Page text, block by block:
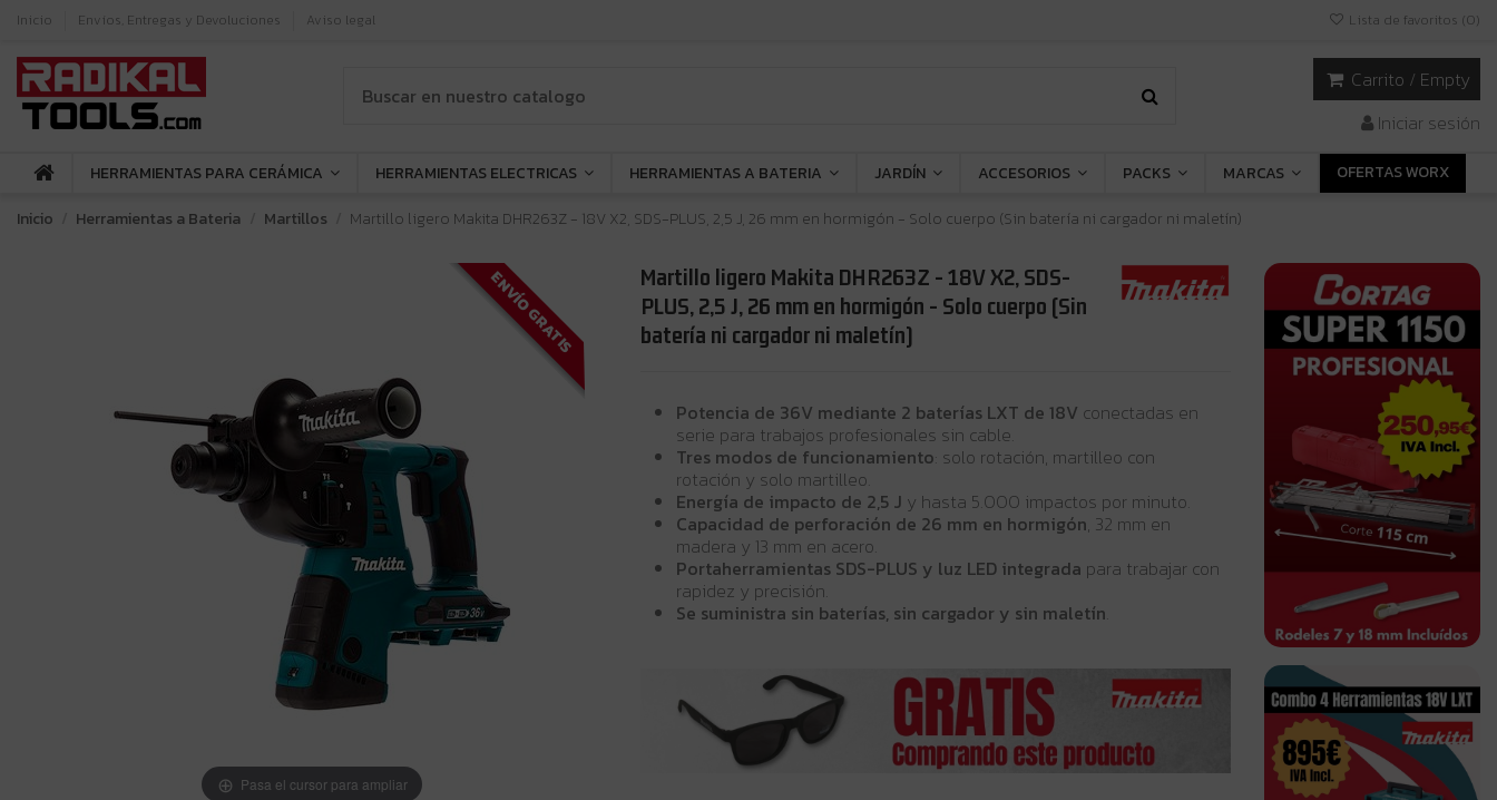
Inicio Envíos, Entregas y Devoluciones Aviso legal Lista de favoritos (0)
Carrito / Empty
Iniciar sesión
HERRAMIENTAS PARA CERÁMICA HERRAMIENTAS ELECTRICAS HERRAMIENTAS A BATERIA JARDÍN ACCESORIOS PACKS MARCAS
OFERTAS WORX
Inicio
Herramientas a Bateria Martillos Martillo ligero Makita DHR263Z - 18V X2, SDS-PLUS, 2,5 J, 26 mm en hormigón - Solo cuerpo (Sin batería ni cargador ni maletín)
ENVÍO GRATIS
Pasa el cursor para ampliar
Martillo ligero Makita DHR263Z - 18V X2, SDS-
PLUS, 2,5 J, 26 mm en hormigón - Solo cuerpo (Sin
batería ni cargador ni maletín)
Potencia de 36V mediante 2 baterías LXT de 18V conectadas en
serie para trabajos profesionales sin cable.
Tres modos de funcionamiento: solo rotación, martilleo con
rotación y solo martilleo.
Energía de impacto de 2,5 J y hasta 5.000 impactos por minuto.
Capacidad de perforación de 26 mm en hormigón, 32 mm en
madera y 13 mm en acero.
Portaherramientas SDS-PLUS y luz LED integrada para trabajar con
rapidez y precisión.
Se suministra sin baterías, sin cargador y sin maletín.